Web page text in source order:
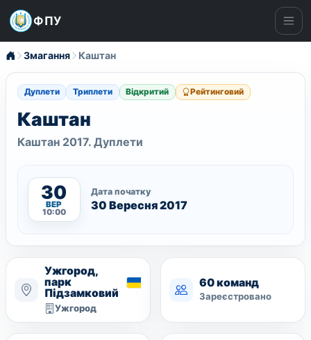
ФПУ
Змагання Каштан
Дуплети Триплети Відкритий Рейтинговий
Каштан
Каштан 2017. Дуплети
30
ВЕР
10:00
Дата початку
30 Вересня 2017
Ужгород,
парк
Підзамковий
Ужгород
60 команд
Зареєстровано